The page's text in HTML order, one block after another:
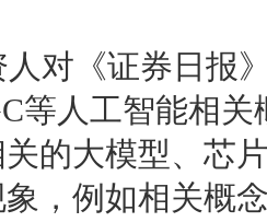
对《证券日报
等人工智能相关
的大模型、芯
，例如相关概